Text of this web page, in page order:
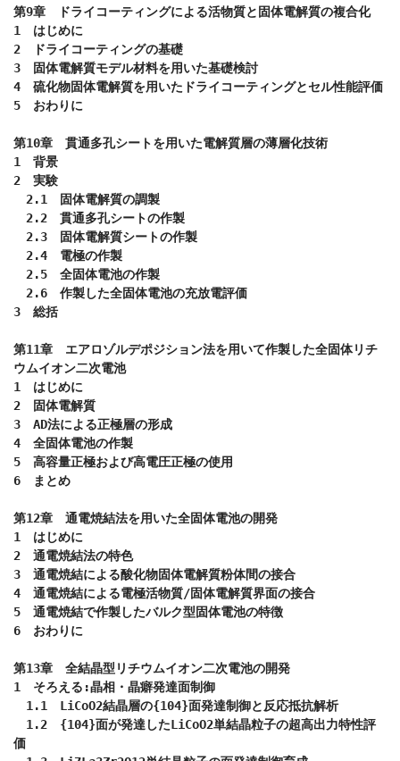
第9章　ドライコーティングによる活物質と固体電解質の複合化
1　はじめに
2　ドライコーティングの基礎
3　固体電解質モデル材料を用いた基礎検討
4　硫化物固体電解質を用いたドライコーティングとセル性能評価
5　おわりに
第10章　貫通多孔シートを用いた電解質層の薄層化技術
1　背景
2　実験
2.1　固体電解質の調製
2.2　貫通多孔シートの作製
2.3　固体電解質シートの作製
2.4　電極の作製
2.5　全固体電池の作製
2.6　作製した全固体電池の充放電評価
3　総括
第11章　エアロゾルデポジション法を用いて作製した全固体リチ
ウムイオン二次電池
1　はじめに
2　固体電解質
3　AD法による正極層の形成
4　全固体電池の作製
5　高容量正極および高電圧正極の使用
6　まとめ
第12章　通電焼結法を用いた全固体電池の開発
1　はじめに
2　通電焼結法の特色
3　通電焼結による酸化物固体電解質粉体間の接合
4　通電焼結による電極活物質/固体電解質界面の接合
5　通電焼結で作製したバルク型固体電池の特徴
6　おわりに
第13章　全結晶型リチウムイオン二次電池の開発
1　そろえる:晶相・晶癖発達面制御
1.1　LiCoO2結晶層の{104}面発達制御と反応抵抗解析
1.2　{104}面が発達したLiCoO2単結晶粒子の超高出力特性評
価